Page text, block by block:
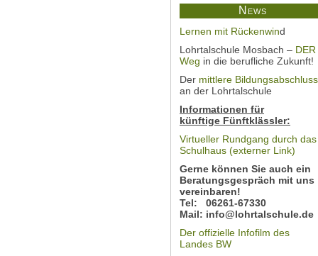
News
Lernen mit Rückenwind
Lohrtalschule Mosbach – DER
Weg in die berufliche Zukunft!
Der mittlere Bildungsabschluss
an der Lohrtalschule
Informationen für
künftige Fünftklässler:
Virtueller Rundgang durch das
Schulhaus (externer Link)
Gerne können Sie auch ein
Beratungsgespräch mit uns
vereinbaren!
Tel: 06261-67330
Mail: info@lohrtalschule.de
Der offizielle Infofilm des
Landes BW